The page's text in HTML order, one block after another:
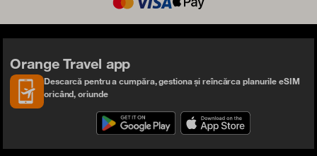
Orange Travel app
Descarcă pentru a cumpăra, gestiona și reîncărca planurile eSIM
oricând, oriunde